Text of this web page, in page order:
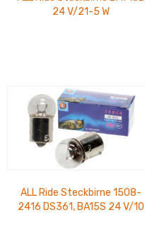
24 V/21-5 W
ALL Ride Steckbirne 1508-
2416 DS361, BA15S 24 V/10